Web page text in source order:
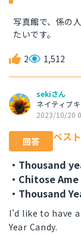
写真館で、係の
たいです。
2 1,512
sekiさん
ネイティブ
2023/10/20
回答
ベス
・Thousand
・Chitose Ame
・Thousand
I'd like to have
Year Candy.